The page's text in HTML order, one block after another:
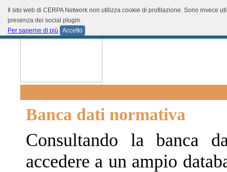
Banca dati normativa
Consultando la banca
accedere a un ampio
Il sito web di CERPA Network non utilizza cookie di profilazione. Sono
presenza dei social plugin.
Per saperne di più
Accetto